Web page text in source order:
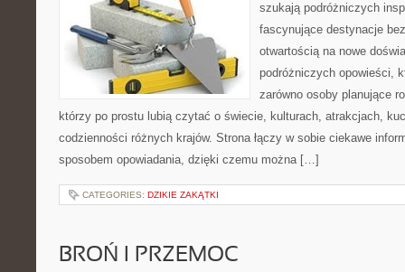
szukają podróżniczych
fascynujące destynacje
otwartością na nowe
podróżniczych opowieści,
zarówno osoby planujące
którzy po prostu lubią czytać o świecie, kulturach, atrakcjach,
codzienności różnych krajów. Strona łączy w sobie ciekawe
sposobem opowiadania, dzięki czemu można […]
CATEGORIES: DZIKIE ZAKĄTKI
BROŃ I PRZEMOC